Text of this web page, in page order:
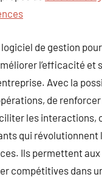
de gestion
l’efficacité et
Avec la
de
les interactions,
qui révolutionnent
Ils permettent
compétitives dans